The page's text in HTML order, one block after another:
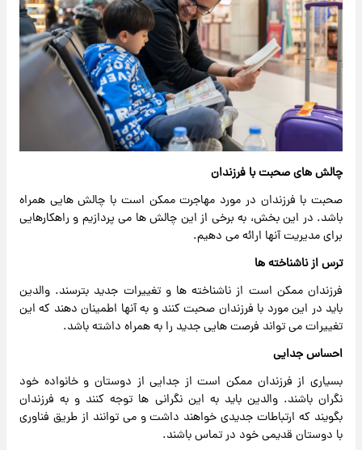
چالش های صحبت با فرزندان
صحبت با فرزندان در مورد مهاجرت ممکن است با چالش هایی همراه
باشد. در این بخش، به برخی از این چالش ها می پردازیم و راهکارهایی
برای مدیریت آنها ارائه می دهیم.
ترس از ناشناخته ها
فرزندان ممکن است از ناشناخته ها و تغییرات جدید بترسند. والدین
باید در این مورد با فرزندان صحبت کنند و به آنها اطمینان دهند که این
تغییرات می تواند فرصت هایی جدید را به همراه داشته باشد.
احساس جدایی
بسیاری از فرزندان ممکن است از جدایی از دوستان و خانواده خود
نگران باشند. والدین باید به این نگرانی ها توجه کنند و به فرزندان
بگویند که ارتباطات جدیدی خواهند داشت و می توانند از طریق فناوری
با دوستان قدیمی خود در تماس باشند.